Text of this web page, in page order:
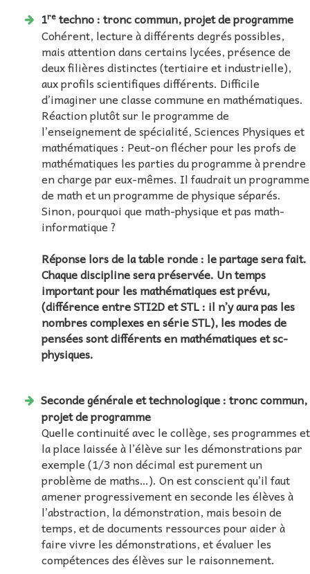
1retechno : tronc commun, projet de programme
Cohérent, lecture à différents degrés possibles,
mais attention dans certains lycées, présence de
deux filières distinctes (tertiaire et industrielle),
aux profils scientifiques différents. Difficile
d’imaginer une classe commune en mathématiques.
Réaction plutôt sur le programme de
l’enseignement de spécialité, Sciences Physiques et
mathématiques : Peut-on flécher pour les profs de
mathématiques les parties du programme à prendre
en charge par eux-mêmes. Il faudrait un programme
de math et un programme de physique séparés.
Sinon, pourquoi que math-physique et pas math-
informatique ?
Réponse lors de la table ronde : le partage sera fait.
Chaque discipline sera préservée. Un temps
important pour les mathématiques est prévu,
(différence entre STI2D et STL : il n’y aura pas les
nombres complexes en série STL), les modes de
pensées sont différents en mathématiques et sc-
physiques.
Seconde générale et technologique : tronc commun,
projet de programme
Quelle continuité avec le collège, ses programmes et
la place laissée à l’élève sur les démonstrations par
exemple (1/3 non décimal est purement un
problème de maths…). On est conscient qu’il faut
amener progressivement en seconde les élèves à
l’abstraction, la démonstration, mais besoin de
temps, et de documents ressources pour aider à
faire vivre les démonstrations, et évaluer les
compétences des élèves sur le raisonnement.